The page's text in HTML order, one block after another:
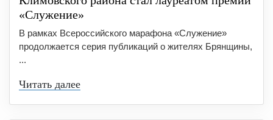
«Служение»
В рамках Всероссийского марафона «Служение»
продолжается серия публикаций о жителях Брянщины,
...
Читать далее